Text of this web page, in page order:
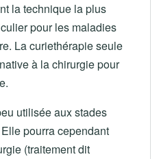
la technique la plus
pour les maladies
La curiethérapie seule
à la chirurgie pour
utilisée aux stades
pourra cependant
(traitement dit